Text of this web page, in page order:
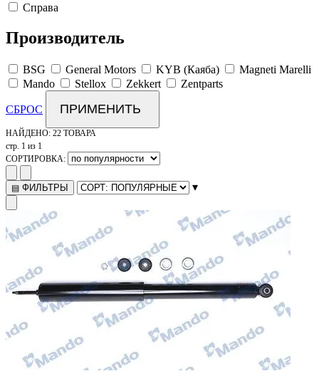
Справа
Производитель
BSG General Motors KYB (Каяба)
Magneti Marelli
Mando
Stellox Zekkert Zentparts
СБРОС ПРИМЕНИТЬ
НАЙДЕНО: 22 ТОВАРА
стр. 1 из 1
СОРТИРОВКА:
▤ ФИЛЬТРЫ ▾